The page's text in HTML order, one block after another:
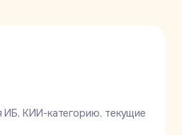
ИБ, КИИ-категорию, текущие